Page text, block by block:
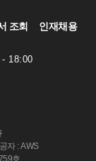
조회 인재채용
- 18:00
자 : AWS
호